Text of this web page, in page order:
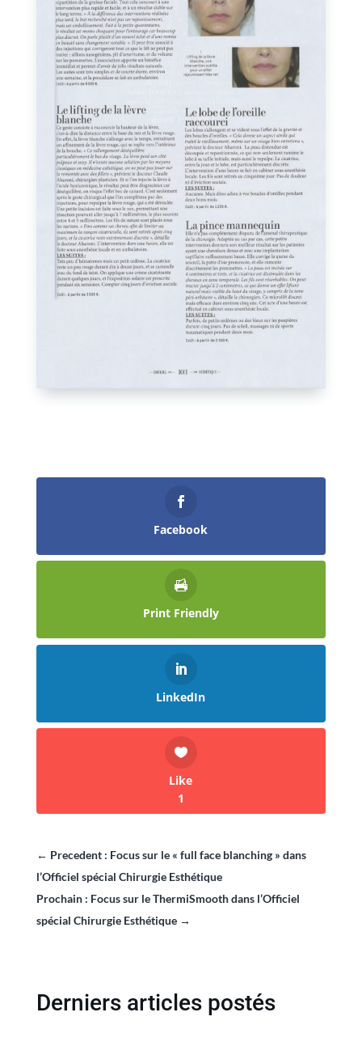
Facebook
Print Friendly
LinkedIn
Like
1
← Precedent : Focus sur le « full face blanching » dans
l’Officiel spécial Chirurgie Esthétique
Prochain : Focus sur le ThermiSmooth dans l’Officiel
spécial Chirurgie Esthétique→
Derniers articles postés